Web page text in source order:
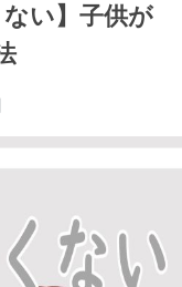
ない】子供が